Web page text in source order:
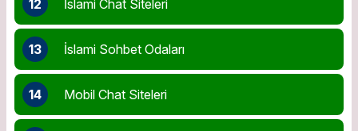
12 İslami Chat Siteleri
13 İslami Sohbet Odaları
14 Mobil Chat Siteleri